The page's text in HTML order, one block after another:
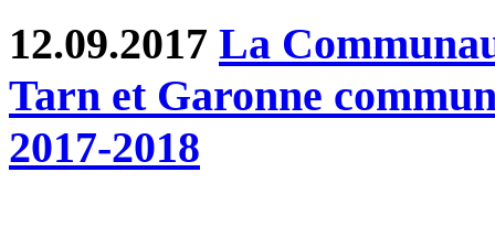
12.09.2017 La
Tarn et Garonne
2017-2018